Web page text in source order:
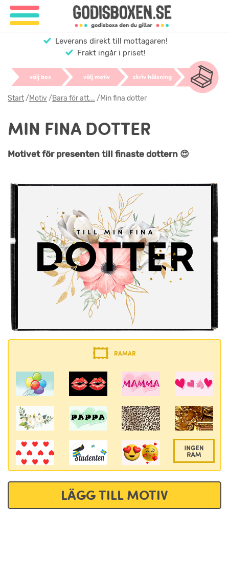
Leverans direkt till mottagaren!
Frakt ingår i priset!
välj box välj motiv skriv hälsning
Start/Motiv/Bara för att... /Min fina dotter
MIN FINA DOTTER
Motivet för presenten till finaste dottern 😍
RAMAR
LÄGG TILL MOTIV